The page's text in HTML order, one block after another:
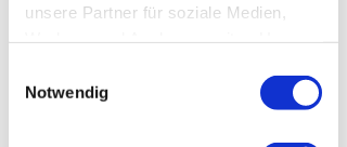
unsere Partner für soziale Medien,
möglicherweise mit weiteren Daten
zusammen, die Sie ihnen bereitgestellt
haben oder die sie im Rahmen Ihrer
Notwendig
Entscheidungen werden mehrfach
hinterfragt